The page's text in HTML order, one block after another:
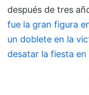
después de tres
fue la gran figura
un doblete en la
desatar la fiesta